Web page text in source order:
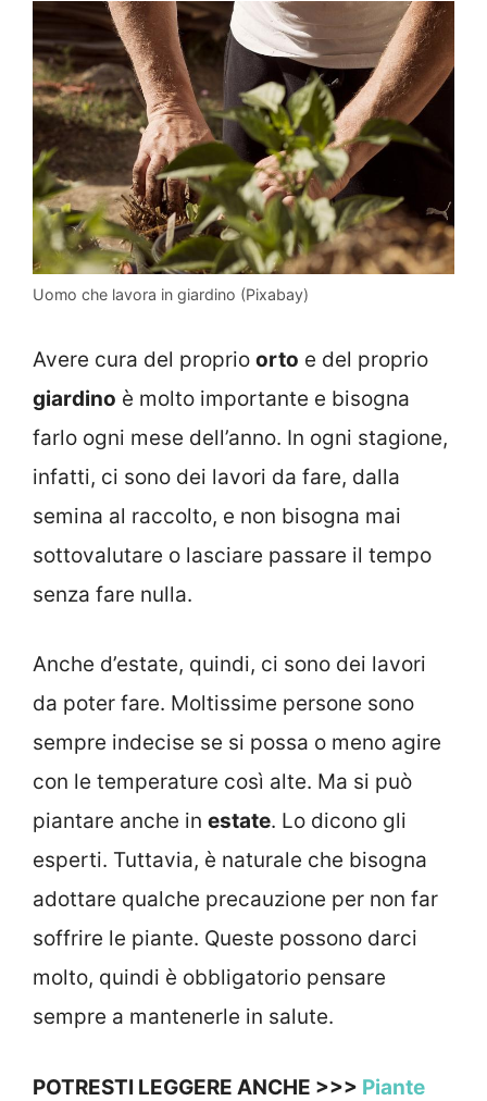
Uomo che lavora in giardino (Pixabay)
Avere cura del proprio orto e del proprio
giardino è molto importante e bisogna
farlo ogni mese dell’anno. In ogni stagione,
infatti, ci sono dei lavori da fare, dalla
semina al raccolto, e non bisogna mai
sottovalutare o lasciare passare il tempo
senza fare nulla.
Anche d’estate, quindi, ci sono dei lavori
da poter fare. Moltissime persone sono
sempre indecise se si possa o meno agire
con le temperature così alte. Ma si può
piantare anche in estate. Lo dicono gli
esperti. Tuttavia, è naturale che bisogna
adottare qualche precauzione per non far
soffrire le piante. Queste possono darci
molto, quindi è obbligatorio pensare
sempre a mantenerle in salute.
POTRESTI LEGGERE ANCHE >>> Piante